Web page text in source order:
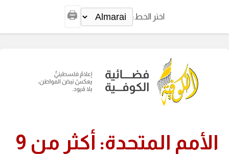
اختر الخط: 🖨️
الأمم المتحدة: أكثر من 9